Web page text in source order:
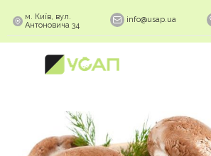
м. Київ, вул.
Антоновича 34
info@usap.ua